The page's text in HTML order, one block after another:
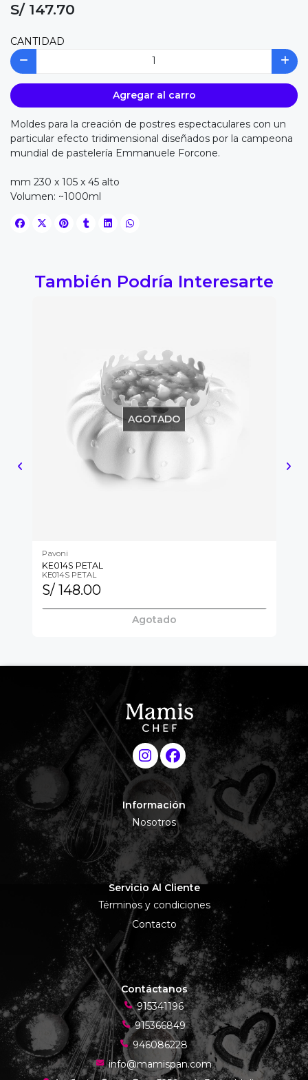
S/ 147.70
CANTIDAD
Agregar al carro
Moldes para la creación de postres espectaculares con un
particular efecto tridimensional diseñados por la campeona
mundial de pastelería Emmanuele Forcone.
mm 230 x 105 x 45 alto
Volumen: ~1000ml
También Podría Interesarte
AGOTADO
Pavoni
KE014S PETAL
KE014S PETAL
S/ 148.00
Agotado
Información
Nosotros
Servicio Al Cliente
Términos y condiciones
Contacto
Contáctanos
915341196
915366849
946086228
info@mamispan.com